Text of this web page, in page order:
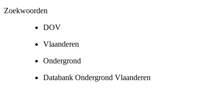
Zoekwoorden
DOV
Vlaanderen
Ondergrond
Databank Ondergrond Vlaanderen